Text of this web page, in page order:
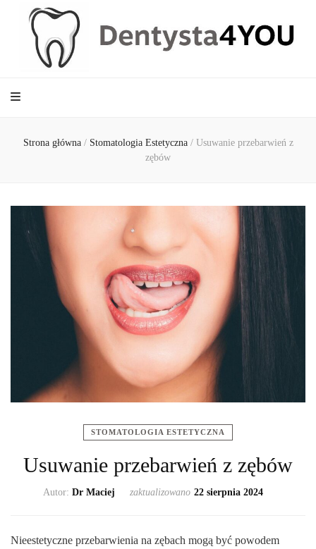
Dentysta4YOU
Strona główna / Stomatologia Estetyczna / Usuwanie przebarwień z
zębów
STOMATOLOGIA ESTETYCZNA
Usuwanie przebarwień z zębów
Autor: Dr Maciej zaktualizowano 22 sierpnia 2024
Nieestetyczne przebarwienia na zębach mogą być powodem